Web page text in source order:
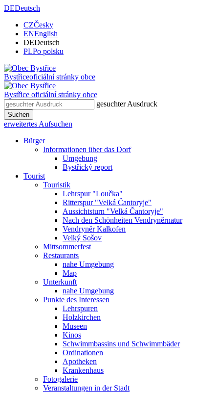
DEDeutsch
CZČesky
ENEnglish
DEDeutsch
PLPo polsku
Bystřiceoficiální stránky obce
Bystřice oficiální stránky obce
gesuchter Ausdruck
Suchen
erweitertes Aufsuchen
Bürger
Informationen über das Dorf
Umgebung
Bystřický report
Tourist
Touristik
Lehrspur "Loučka"
Ritterspur "Velká Čantoryje"
Aussichtsturn "Velká Čantoryje"
Nach den Schönheiten Vendryněrnatur
Vendryněr Kalkofen
Velký Sošov
Mittsommerfest
Restaurants
nahe Umgebung
Map
Unterkunft
nahe Umgebung
Punkte des Interessen
Lehrspuren
Holzkirchen
Museen
Kinos
Schwimmbassins und Schwimmbäder
Ordinationen
Apotheken
Krankenhaus
Fotogalerie
Veranstaltungen in der Stadt